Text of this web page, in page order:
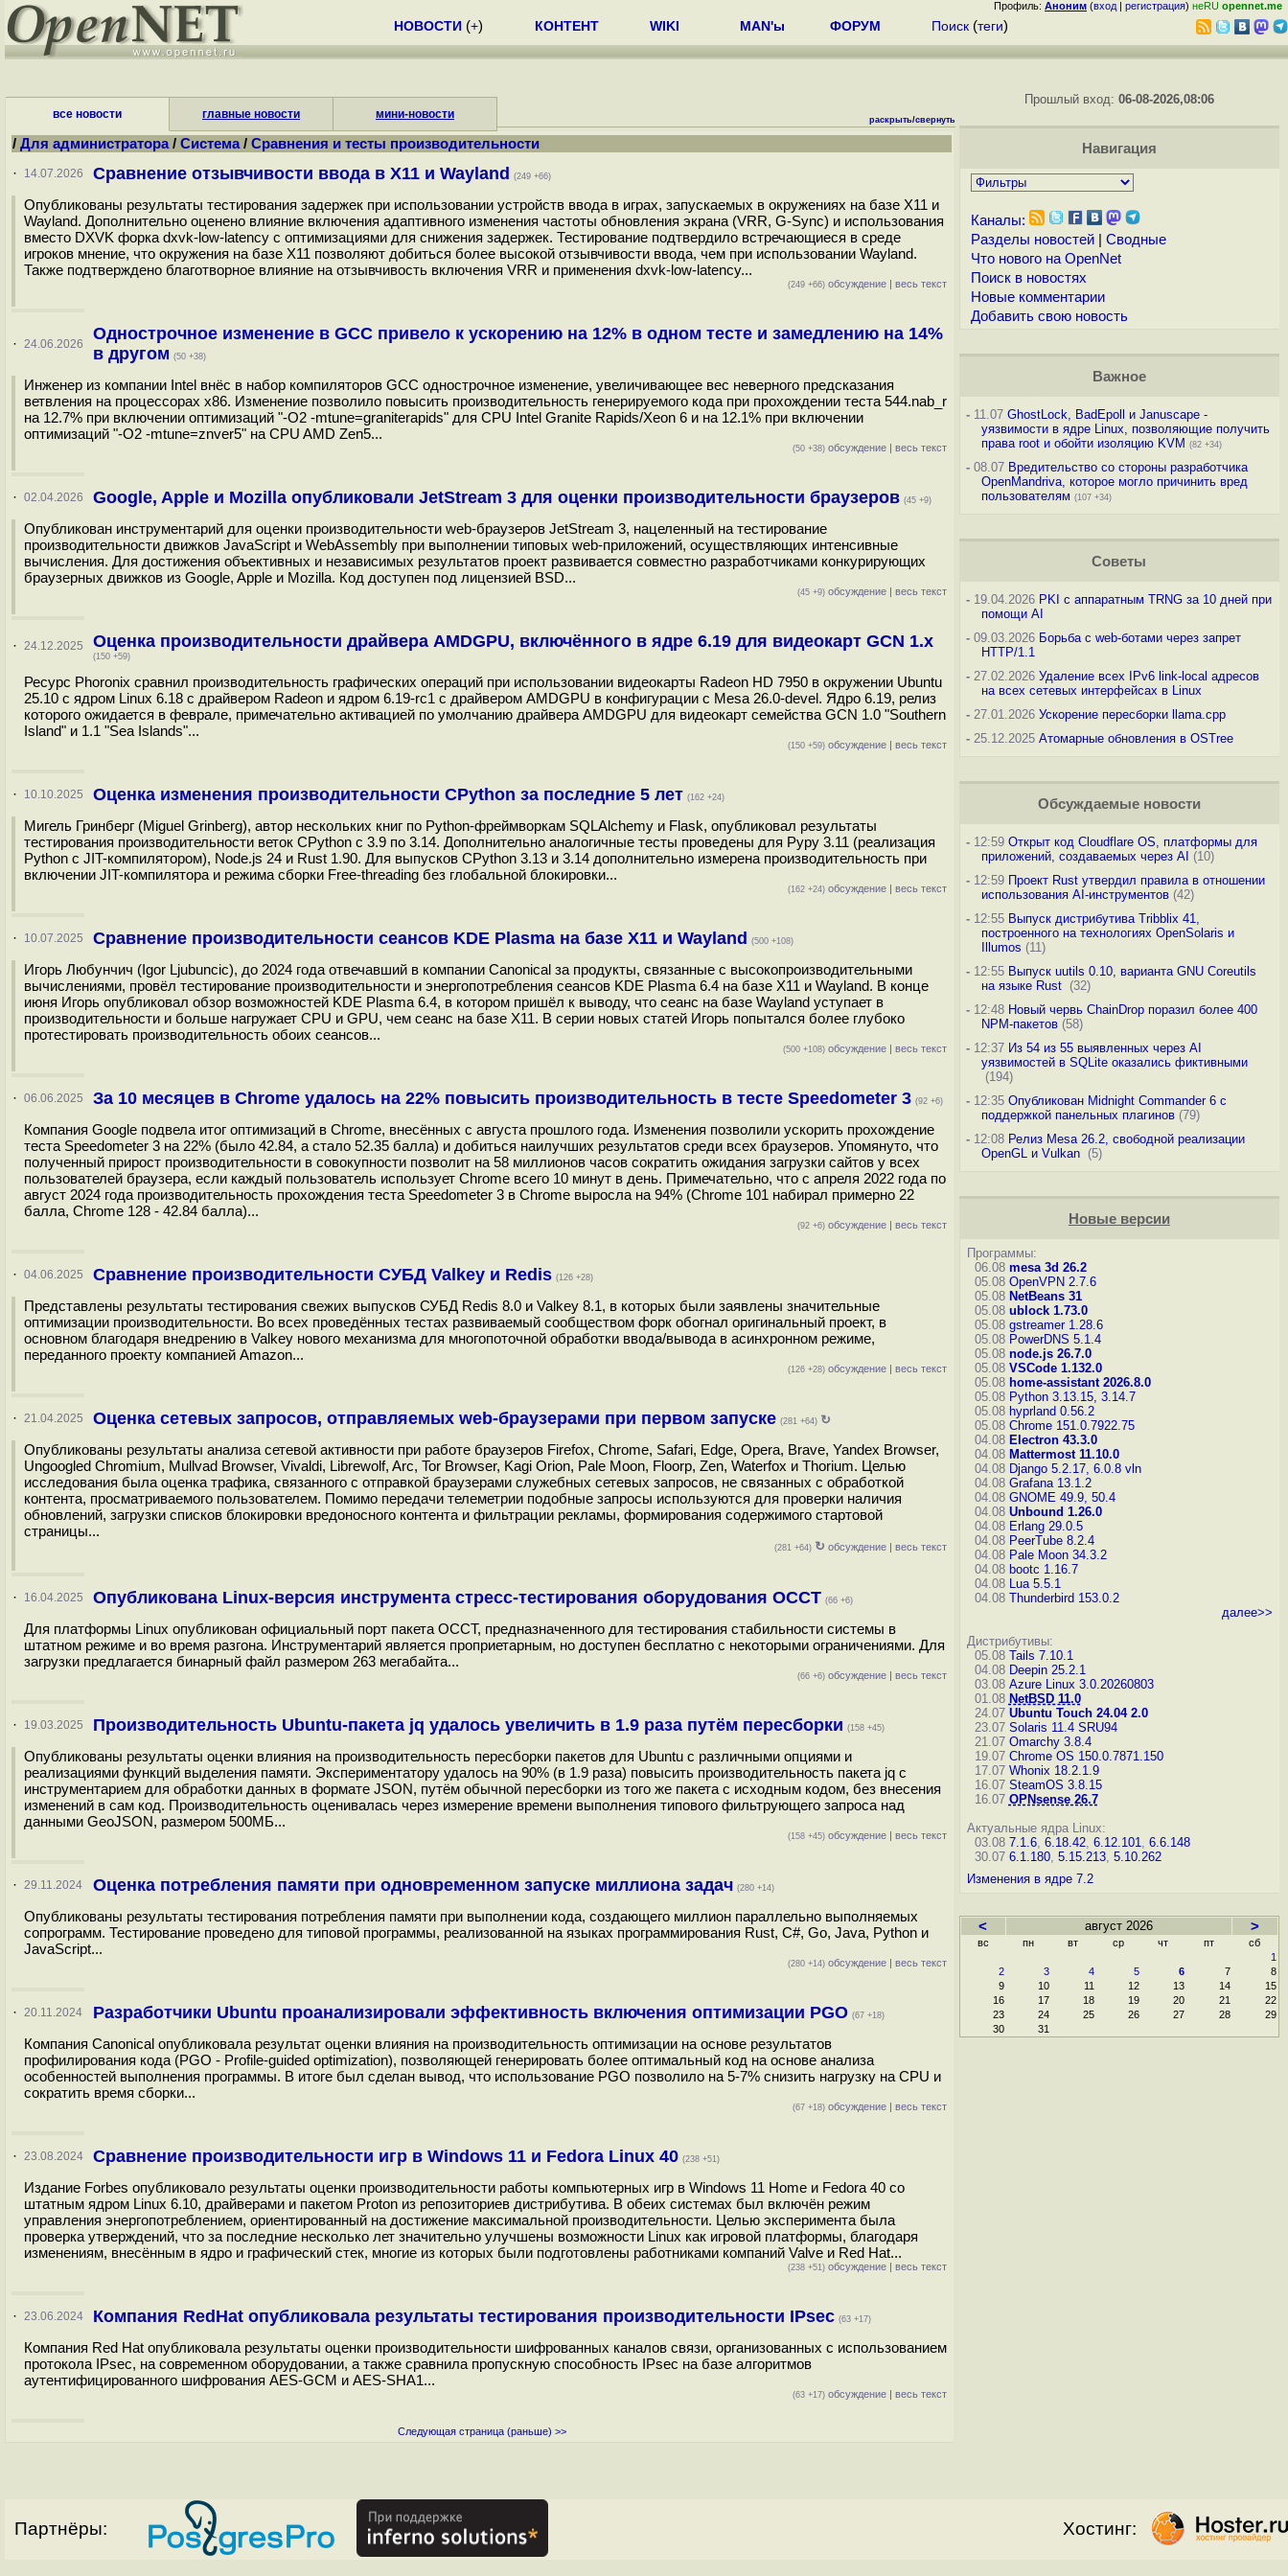
Профиль: Аноним (вход | регистрация) неRU opennet.me
НОВОСТИ (+) КОНТЕНТ WIKI MAN'ы ФОРУМ Поиск (теги)
все новости главные новости мини-новости раскрыть/свернуть
/ Для администратора/ Система/ Сравнения и тесты производительности
·
14.07.2026 Сравнение отзывчивости ввода в X11 и Wayland (249 +66)
Опубликованы результаты тестирования задержек при использовании устройств ввода в играх, запускаемых в окружениях на базе X11 и
Wayland. Дополнительно оценено влияние включения адаптивного изменения частоты обновления экрана (VRR, G-Sync) и использования
вместо DXVK форка dxvk-low-latency с оптимизациями для снижения задержек. Тестирование подтвердило встречающиеся в среде
игроков мнение, что окружения на базе X11 позволяют добиться более высокой отзывчивости ввода, чем при использовании Wayland.
Также подтверждено благотворное влияние на отзывчивость включения VRR и применения dxvk-low-latency...
(249 +66) обсуждение | весь текст
· 24.06.2026
Однострочное изменение в GCC привело к ускорению на 12% в одном тесте и замедлению на 14%
в другом (50 +38)
Инженер из компании Intel внёс в набор компиляторов GCC однострочное изменение, увеличивающее вес неверного предсказания
ветвления на процессорах x86. Изменение позволило повысить производительность генерируемого кода при прохождении теста 544.nab_r
на 12.7% при включении оптимизаций "-O2 -mtune=graniterapids" для CPU Intel Granite Rapids/Xeon 6 и на 12.1% при включении
оптимизаций "-O2 -mtune=znver5" на CPU AMD Zen5...
(50 +38) обсуждение | весь текст
· 02.04.2026 Google, Apple и Mozilla опубликовали JetStream 3 для оценки производительности браузеров (45 +9)
Опубликован инструментарий для оценки производительности web-браузеров JetStream 3, нацеленный на тестирование
производительности движков JavaScript и WebAssembly при выполнении типовых web-приложений, осуществляющих интенсивные
вычисления. Для достижения объективных и независимых результатов проект развивается совместно разработчиками конкурирующих
браузерных движков из Google, Apple и Mozilla. Код доступен под лицензией BSD...
(45 +9) обсуждение | весь текст
· 24.12.2025 Оценка производительности драйвера AMDGPU, включённого в ядре 6.19 для видеокарт GCN 1.x
(150 +59)
Ресурс Phoronix сравнил производительность графических операций при использовании видеокарты Radeon HD 7950 в окружении Ubuntu
25.10 с ядром Linux 6.18 с драйвером Radeon и ядром 6.19-rc1 с драйвером AMDGPU в конфигурации c Mesa 26.0-devel. Ядро 6.19, релиз
которого ожидается в феврале, примечательно активацией по умолчанию драйвера AMDGPU для видеокарт семейства GCN 1.0 "Southern
Island" и 1.1 "Sea Islands"...
(150 +59) обсуждение | весь текст
· 10.10.2025 Оценка изменения производительности CPython за последние 5 лет (162 +24)
Мигель Гринберг (Miguel Grinberg), автор нескольких книг по Python-фреймворкам SQLAlchemy и Flask, опубликовал результаты
тестирования производительности веток CPython с 3.9 по 3.14. Дополнительно аналогичные тесты проведены для Pypy 3.11 (реализация
Python с JIT-компилятором), Node.js 24 и Rust 1.90. Для выпусков CPython 3.13 и 3.14 дополнительно измерена производительность при
включении JIT-компилятора и режима сборки Free-threading без глобальной блокировки...
(162 +24) обсуждение | весь текст
· 10.07.2025 Сравнение производительности сеансов KDE Plasma на базе X11 и Wayland (500 +108)
Игорь Любунчич (Igor Ljubuncic), до 2024 года отвечавший в компании Canonical за продукты, связанные с высокопроизводительными
вычислениями, провёл тестирование производительности и энергопотребления сеансов KDE Plasma 6.4 на базе X11 и Wayland. В конце
июня Игорь опубликовал обзор возможностей KDE Plasma 6.4, в котором пришёл к выводу, что сеанс на базе Wayland уступает в
производительности и больше нагружает CPU и GPU, чем сеанс на базе X11. В серии новых статей Игорь попытался более глубоко
протестировать производительность обоих сеансов...
(500 +108) обсуждение | весь текст
· 06.06.2025 За 10 месяцев в Chrome удалось на 22% повысить производительность в тесте Speedometer 3 (92 +6)
Компания Google подвела итог оптимизаций в Chrome, внесённых с августа прошлого года. Изменения позволили ускорить прохождение
теста Speedometer 3 на 22% (было 42.84, а стало 52.35 балла) и добиться наилучших результатов среди всех браузеров. Упомянуто, что
полученный прирост производительности в совокупности позволит на 58 миллионов часов сократить ожидания загрузки сайтов у всех
пользователей браузера, если каждый пользователь использует Chrome всего 10 минут в день. Примечательно, что c апреля 2022 года по
август 2024 года производительность прохождения теста Speedometer 3 в Chrome выросла на 94% (Chrome 101 набирал примерно 22
балла, Chrome 128 - 42.84 балла)...
(92 +6) обсуждение | весь текст
· 04.06.2025 Сравнение производительности СУБД Valkey и Redis (126 +28)
Представлены результаты тестирования свежих выпусков СУБД Redis 8.0 и Valkey 8.1, в которых были заявлены значительные
оптимизации производительности. Во всех проведённых тестах развиваемый сообществом форк обогнал оригинальный проект, в
основном благодаря внедрению в Valkey нового механизма для многопоточной обработки ввода/вывода в асинхронном режиме,
переданного проекту компанией Amazon...
(126 +28) обсуждение | весь текст
· 21.04.2025 Оценка сетевых запросов, отправляемых web-браузерами при первом запуске (281 +64) ↻
Опубликованы результаты анализа сетевой активности при работе браузеров Firefox, Chrome, Safari, Edge, Opera, Brave, Yandex Browser,
Ungoogled Chromium, Mullvad Browser, Vivaldi, Librewolf, Arc, Tor Browser, Kagi Orion, Pale Moon, Floorp, Zen, Waterfox и Thorium. Целью
исследования была оценка трафика, связанного с отправкой браузерами служебных сетевых запросов, не связанных с обработкой
контента, просматриваемого пользователем. Помимо передачи телеметрии подобные запросы используются для проверки наличия
обновлений, загрузки списков блокировки вредоносного контента и фильтрации рекламы, формирования содержимого стартовой
страницы...
(281 +64) ↻ обсуждение | весь текст
· 16.04.2025 Опубликована Linux-версия инструмента стресс-тестирования оборудования OCCT (66 +6)
Для платформы Linux опубликован официальный порт пакета OCCT, предназначенного для тестирования стабильности системы в
штатном режиме и во время разгона. Инструментарий является проприетарным, но доступен бесплатно с некоторыми ограничениями. Для
загрузки предлагается бинарный файл размером 263 мегабайта...
(66 +6) обсуждение | весь текст
· 19.03.2025 Производительность Ubuntu-пакета jq удалось увеличить в 1.9 раза путём пересборки (158 +45)
Опубликованы результаты оценки влияния на производительность пересборки пакетов для Ubuntu с различными опциями и
реализациями функций выделения памяти. Экспериментатору удалось на 90% (в 1.9 раза) повысить производительность пакета jq с
инструментарием для обработки данных в формате JSON, путём обычной пересборки из того же пакета с исходным кодом, без внесения
изменений в сам код. Производительность оценивалась через измерение времени выполнения типового фильтрующего запроса над
данными GeoJSON, размером 500МБ...
(158 +45) обсуждение | весь текст
· 29.11.2024 Оценка потребления памяти при одновременном запуске миллиона задач (280 +14)
Опубликованы результаты тестирования потребления памяти при выполнении кода, создающего миллион параллельно выполняемых
сопрограмм. Тестирование проведено для типовой программы, реализованной на языках программирования Rust, C#, Go, Java, Python и
JavaScript...
(280 +14) обсуждение | весь текст
· 20.11.2024 Разработчики Ubuntu проанализировали эффективность включения оптимизации PGO (67 +18)
Компания Canonical опубликовала результат оценки влияния на производительность оптимизации на основе результатов
профилирования кода (PGO - Profile-guided optimization), позволяющей генерировать более оптимальный код на основе анализа
особенностей выполнения программы. В итоге был сделан вывод, что использование PGO позволило на 5-7% снизить нагрузку на CPU и
сократить время сборки...
(67 +18) обсуждение | весь текст
· 23.08.2024 Сравнение производительности игр в Windows 11 и Fedora Linux 40 (238 +51)
Издание Forbes опубликовало результаты оценки производительности работы компьютерных игр в Windows 11 Home и Fedora 40 cо
штатным ядром Linux 6.10, драйверами и пакетом Proton из репозиториев дистрибутива. В обеих системах был включён режим
управления энергопотреблением, ориентированный на достижение максимальной производительности. Целью эксперимента была
проверка утверждений, что за последние несколько лет значительно улучшены возможности Linux как игровой платформы, благодаря
изменениям, внесённым в ядро и графический стек, многие из которых были подготовлены работниками компаний Valve и Red Hat...
(238 +51) обсуждение | весь текст
· 23.06.2024 Компания RedHat опубликовала результаты тестирования производительности IPsec (63 +17)
Компания Red Hat опубликовала результаты оценки производительности шифрованных каналов связи, организованных с использованием
протокола IPsec, на современном оборудовании, а также сравнила пропускную способность IPsec на базе алгоритмов
аутентифицированного шифрования AES-GCM и AES-SHA1...
(63 +17) обсуждение | весь текст
Следующая страница (раньше) >>
Прошлый вход:06-08-2026,08:06
Навигация
Каналы:
Разделы новостей| Сводные
Что нового на OpenNet
Поиск в новостях
Новые комментарии
Добавить свою новость
Важное
-11.07 GhostLock, BadEpoll и Januscape -
уязвимости в ядре Linux, позволяющие получить
права root и обойти изоляцию KVM (82 +34)
-08.07 Вредительство со стороны разработчика
OpenMandriva, которое могло причинить вред
пользователям (107 +34)
Советы
-19.04.2026 PKI с аппаратным TRNG за 10 дней при
помощи AI
-09.03.2026 Борьба с web-ботами через запрет
HTTP/1.1
-27.02.2026 Удаление всех IPv6 link-local адресов
на всех сетевых интерфейсах в Linux
-27.01.2026 Ускорение пересборки llama.cpp
-25.12.2025 Атомарные обновления в OSTree
Обсуждаемые новости
-12:59 Открыт код Cloudflare OS, платформы для
приложений, создаваемых через AI (10)
-12:59 Проект Rust утвердил правила в отношении
использования AI-инструментов(42)
-12:55 Выпуск дистрибутива Tribblix 41,
построенного на технологиях OpenSolaris и
Illumos (11)
-12:55 Выпуск uutils 0.10, варианта GNU Coreutils
на языке Rust (32)
-12:48 Новый червь ChainDrop поразил более 400
NPM-пакетов(58)
-12:37 Из 54 из 55 выявленных через AI
уязвимостей в SQLite оказались фиктивными
(194)
-12:35 Опубликован Midnight Commander 6 c
поддержкой панельных плагинов(79)
-12:08 Релиз Mesa 26.2, свободной реализации
OpenGL и Vulkan (5)
Новые версии
Программы:
06.08 mesa 3d 26.2
05.08 OpenVPN 2.7.6
05.08 NetBeans 31
05.08 ublock 1.73.0
05.08 gstreamer 1.28.6
05.08 PowerDNS 5.1.4
05.08 node.js 26.7.0
05.08 VSCode 1.132.0
05.08 home-assistant 2026.8.0
05.08 Python 3.13.15, 3.14.7
05.08 hyprland 0.56.2
05.08 Chrome 151.0.7922.75
04.08 Electron 43.3.0
04.08 Mattermost 11.10.0
04.08 Django 5.2.17, 6.0.8 vln
04.08 Grafana 13.1.2
04.08 GNOME 49.9, 50.4
04.08 Unbound 1.26.0
04.08 Erlang 29.0.5
04.08 PeerTube 8.2.4
04.08 Pale Moon 34.3.2
04.08 bootc 1.16.7
04.08 Lua 5.5.1
04.08 Thunderbird 153.0.2
далее>>
Дистрибутивы:
05.08 Tails 7.10.1
04.08 Deepin 25.2.1
03.08 Azure Linux 3.0.20260803
01.08 NetBSD 11.0
24.07 Ubuntu Touch 24.04 2.0
23.07 Solaris 11.4 SRU94
21.07 Omarchy 3.8.4
19.07 Chrome OS 150.0.7871.150
17.07 Whonix 18.2.1.9
16.07 SteamOS 3.8.15
16.07 OPNsense 26.7
Актуальные ядра Linux:
03.08 7.1.6, 6.18.42, 6.12.101, 6.6.148
30.07 6.1.180, 5.15.213, 5.10.262
Изменения в ядре 7.2
< август 2026 >
вс пн вт ср чт пт
сб
1
2
3 4 5 6 7
8
9
10 11 12 13 14
15
16
17 18 19 20 21
22
23
24 25 26 27 28
29
30
31
Партнёры: Хостинг: